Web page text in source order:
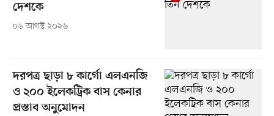
দেশকে
০৬ আগস্ট ২০২৬
দরপত্র ছাড়া ৮ কার্গো এলএনজি
ও ২০০ ইলেকট্রিক বাস কেনার
প্রস্তাব অনুমোদন